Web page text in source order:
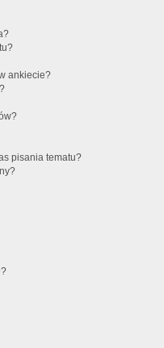
ankiecie?
pisania tematu?